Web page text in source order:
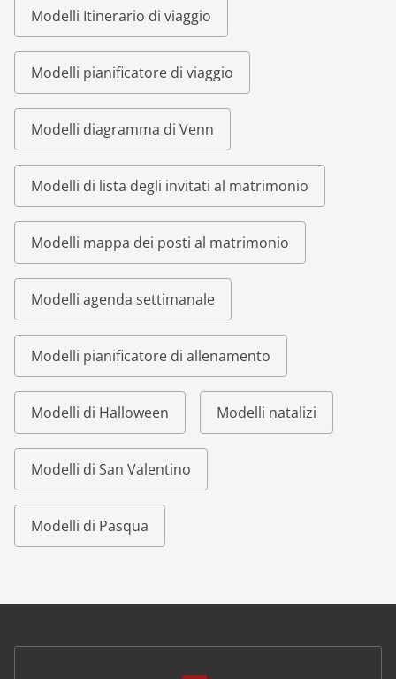
Modelli Itinerario di viaggio
Modelli pianificatore di viaggio
Modelli diagramma di Venn
Modelli di lista degli invitati al matrimonio
Modelli mappa dei posti al matrimonio
Modelli agenda settimanale
Modelli pianificatore di allenamento
Modelli di Halloween Modelli natalizi
Modelli di San Valentino
Modelli di Pasqua